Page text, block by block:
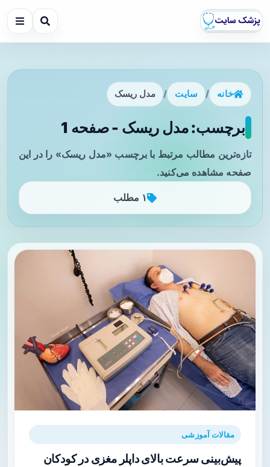
خانه / سایت / مدل ریسک
برچسب: مدل ریسک - صفحه 1
تازه‌ترین مطالب مرتبط با برچسب «مدل ریسک» را در این
صفحه مشاهده می‌کنید.
۱ مطلب
مقالات آموزشی
پیش‌بینی سرعت بالای داپلر مغزی در کودکان